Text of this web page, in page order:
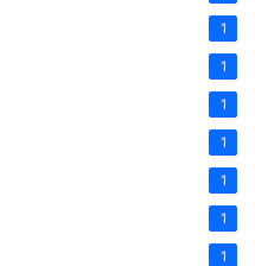
1
1
1
1
1
1
1